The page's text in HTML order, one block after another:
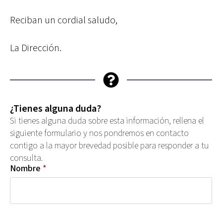
Reciban un cordial saludo,
La Dirección.
¿Tienes alguna duda?
Si tienes alguna duda sobre esta información, rellena el
siguiente formulario y nos pondremos en contacto
contigo a la mayor brevedad posible para responder a tu
consulta.
Nombre *